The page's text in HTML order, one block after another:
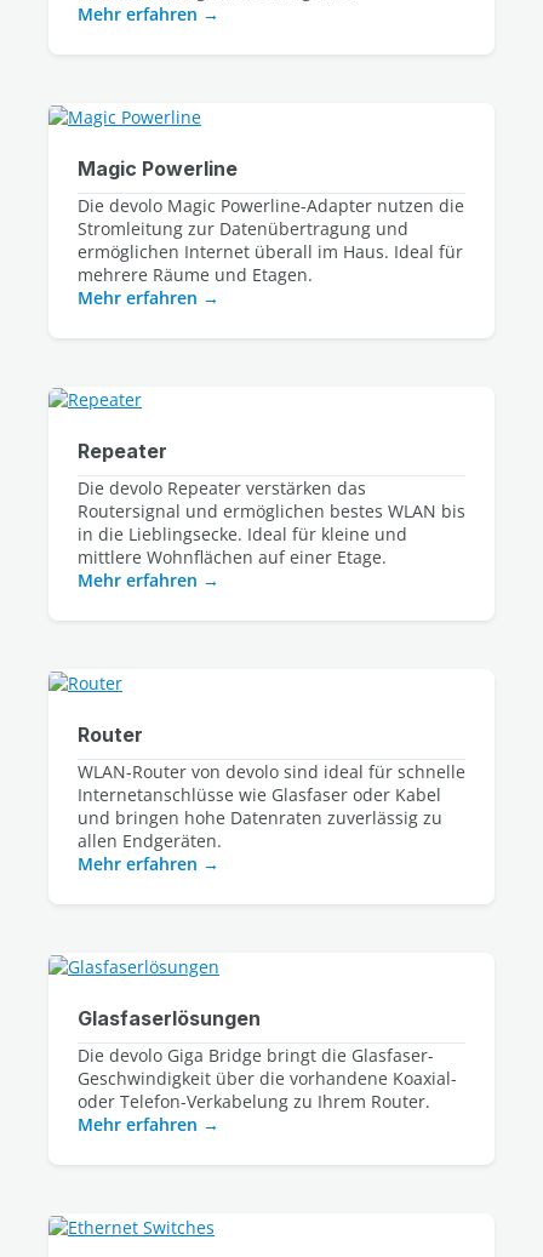
Mehr erfahren
Magic Powerline
Die devolo Magic Powerline-Adapter nutzen die
Stromleitung zur Datenübertragung und
ermöglichen Internet überall im Haus. Ideal für
Mehr erfahren
Repeater
Die devolo Repeater verstärken das
Routersignal und ermöglichen bestes WLAN bis
in die Lieblingsecke. Ideal für kleine und
mittlere Wohnflächen auf einer Etage.
Mehr erfahren
Router
WLAN-Router von devolo sind ideal für schnelle
Internetanschlüsse wie Glasfaser oder Kabel
und bringen hohe Datenraten zuverlässig zu
Mehr erfahren
Glasfaserlösungen
Die devolo Giga Bridge bringt die Glasfaser-
Geschwindigkeit über die vorhandene Koaxial-
oder Telefon-Verkabelung zu Ihrem Router.
Mehr erfahren